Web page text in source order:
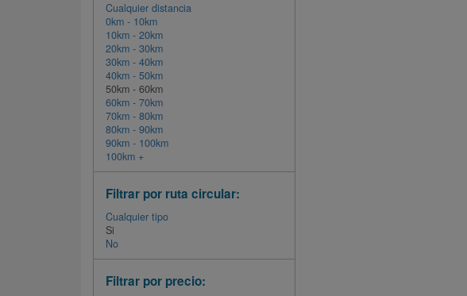
Cualquier distancia
0km - 10km
10km - 20km
20km - 30km
30km - 40km
40km - 50km
50km - 60km
60km - 70km
70km - 80km
80km - 90km
90km - 100km
100km +
Filtrar por ruta circular:
Cualquier tipo
Si
No
Filtrar por precio: